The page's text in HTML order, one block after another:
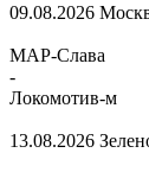
09.08.2026
МАР-Слава
-
Локомотив-м
13.08.2026